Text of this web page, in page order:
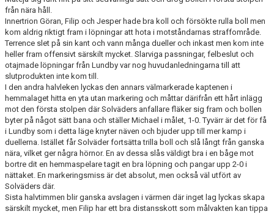
från nära håll.
Innertrion Göran, Filip och Jesper hade bra koll och försökte rulla boll men
kom aldrig riktigt fram i löpningar att hota i motståndarnas straffområde.
Terrence slet på sin kant och vann många dueller och inkast men kom inte
heller fram offensivt särskilt mycket. Slarviga passningar, felbeslut och
otajmade löpningar från Lundby var nog huvudanledningarna till att
slutprodukten inte kom till.
I den andra halvleken lyckas den annars välmarkerade kaptenen i
hemmalaget hitta en yta utan markering och måttar därifrån ett hårt inlägg
mot den första stolpen där Solväders anfallare fläker sig fram och bollen
byter på något sätt bana och ställer Michael i målet, 1-0. Tyvärr är det för få
i Lundby som i detta läge knyter näven och bjuder upp till mer kamp i
duellerna. Istället får Solväder fortsätta trilla boll och slå långt från ganska
nära, vilket ger några hörnor. En av dessa slås väldigt bra i en båge mot
bortre dit en hemmaspelare tagit en bra löpning och pangar upp 2-0 i
nättaket. En markeringsmiss är det absolut, men också väl utfört av
Solväders där.
Sista halvtimmen blir ganska avslagen i värmen där inget lag lyckas skapa
särskilt mycket, men Filip har ett bra distansskott som målvakten kan tippa